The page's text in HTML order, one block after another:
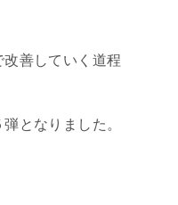
善していく道程
となりました。